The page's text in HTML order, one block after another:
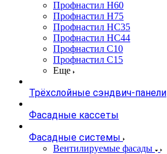
Профнастил Н60
Профнастил Н75
Профнастил НС35
Профнастил НС44
Профнастил С10
Профнастил С15
Еще
Трёхслойные сэндвич-панели
Фасадные кассеты
Фасадные системы
Вентилируемые фасады